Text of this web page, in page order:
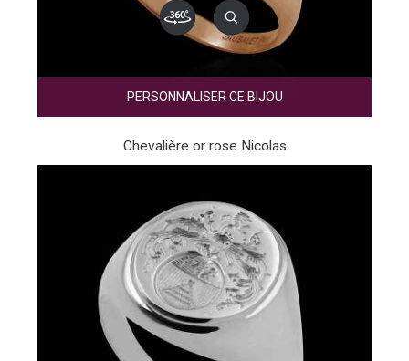
PERSONNALISER CE BIJOU
Chevalière or rose Nicolas